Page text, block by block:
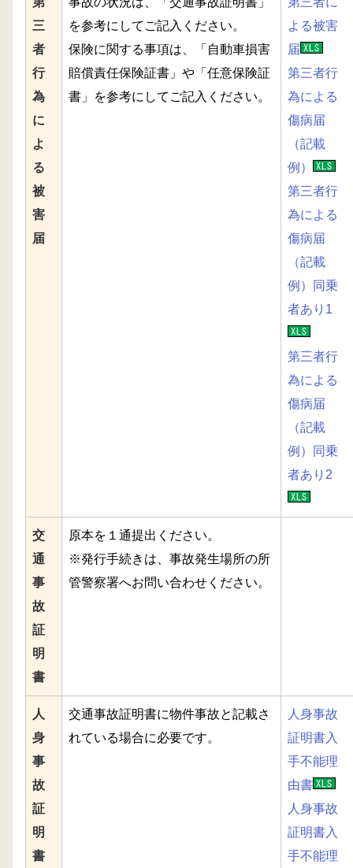
三
者
行
為
に
よ
る
被
害
届
を参考にしてご記入ください。
保険に関する事項は、「自動車損害
賠償責任保険証書」や「任意保険証
書」を参考にしてご記入ください。
よる被害
届
第三者行
為による
傷病届
（記載
例）
第三者行
為による
傷病届
（記載
例）同乗
者あり1
第三者行
為による
傷病届
（記載
例）同乗
者あり2
交
通
事
故
証
明
書
原本を１通提出ください。
※発行手続きは、事故発生場所の所
管警察署へお問い合わせください。
人
身
事
故
証
明
書
交通事故証明書に物件事故と記載さ
れている場合に必要です。
人身事故
証明書入
手不能理
由書
人身事故
証明書入
手不能理